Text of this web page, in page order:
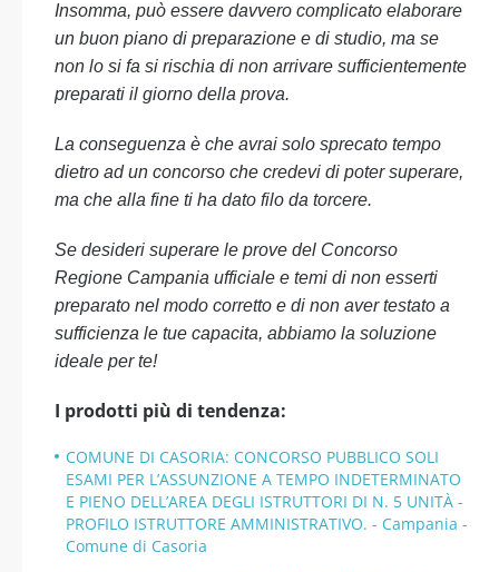
Insomma, può essere davvero complicato elaborare
un buon piano di preparazione e di studio, ma se
non lo si fa si rischia di non arrivare sufficientemente
preparati il giorno della prova.
La conseguenza è che avrai solo sprecato tempo
dietro ad un concorso che credevi di poter superare,
ma che alla fine ti ha dato filo da torcere.
Se desideri superare le prove del Concorso
Regione Campania ufficiale e temi di non esserti
preparato nel modo corretto e di non aver testato a
sufficienza le tue capacita, abbiamo la soluzione
ideale per te!
I prodotti più di tendenza:
COMUNE DI CASORIA: CONCORSO PUBBLICO SOLI
ESAMI PER L’ASSUNZIONE A TEMPO INDETERMINATO
E PIENO DELL’AREA DEGLI ISTRUTTORI DI N. 5 UNITÀ -
PROFILO ISTRUTTORE AMMINISTRATIVO. - Campania -
Comune di Casoria